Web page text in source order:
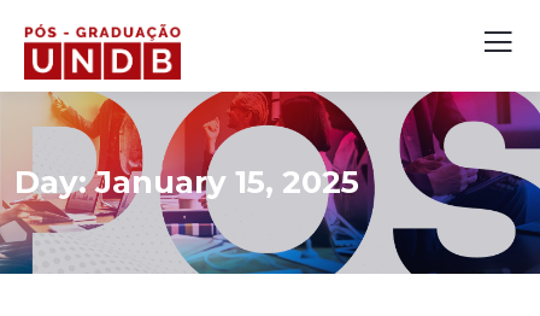
Day:January 15, 2025